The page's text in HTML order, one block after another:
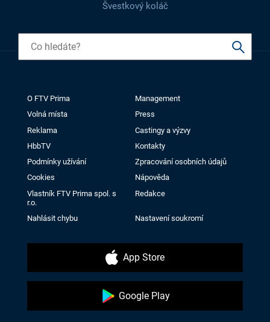
Švestkový koláč
O FTV Prima
Management
Volná místa
Press
Reklama
Castingy a výzvy
HbbTV
Kontakty
Podmínky užívání
Zpracování osobních údajů
Cookies
Nápověda
Vlastník FTV Prima spol. s
r.o.
Redakce
Nahlásit chybu Nastavení soukromí
App Store
Google Play